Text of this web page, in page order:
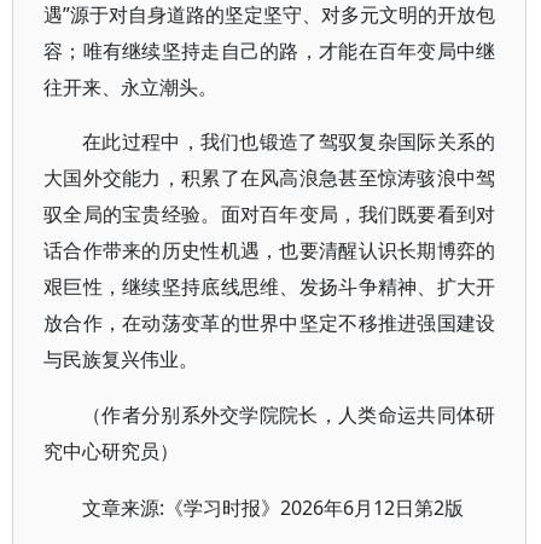
遇”源于对自身道路的坚定坚守、对多元文明的开放包
容；唯有继续坚持走自己的路，才能在百年变局中继
往开来、永立潮头。
在此过程中，我们也锻造了驾驭复杂国际关系的
大国外交能力，积累了在风高浪急甚至惊涛骇浪中驾
驭全局的宝贵经验。面对百年变局，我们既要看到对
话合作带来的历史性机遇，也要清醒认识长期博弈的
艰巨性，继续坚持底线思维、发扬斗争精神、扩大开
放合作，在动荡变革的世界中坚定不移推进强国建设
与民族复兴伟业。
（作者分别系外交学院院长，人类命运共同体研
究中心研究员）
文章来源:《学习时报》2026年6月12日第2版